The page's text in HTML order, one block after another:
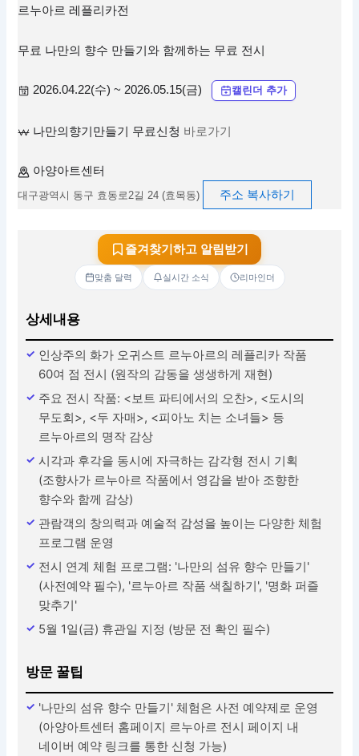
르누아르 레플리카전
무료 나만의 향수 만들기와 함께하는 무료 전시
2026.04.22(수) ~ 2026.05.15(금) 캘린더 추가
나만의향기만들기 무료신청 바로가기
아양아트센터
대구광역시 동구 효동로2길 24 (효목동) 주소 복사하기
즐겨찾기하고 알림받기
맞춤 달력 실시간 소식 리마인더
상세내용
인상주의 화가 오귀스트 르누아르의 레플리카 작품
60여 점 전시 (원작의 감동을 생생하게 재현)
주요 전시 작품: <보트 파티에서의 오찬>, <도시의
무도회>, <두 자매>, <피아노 치는 소녀들> 등
르누아르의 명작 감상
시각과 후각을 동시에 자극하는 감각형 전시 기획
(조향사가 르누아르 작품에서 영감을 받아 조향한
향수와 함께 감상)
관람객의 창의력과 예술적 감성을 높이는 다양한 체험
프로그램 운영
전시 연계 체험 프로그램: '나만의 섬유 향수 만들기'
(사전예약 필수), '르누아르 작품 색칠하기', '명화 퍼즐
맞추기'
5월 1일(금) 휴관일 지정 (방문 전 확인 필수)
방문 꿀팁
'나만의 섬유 향수 만들기' 체험은 사전 예약제로 운영
(아양아트센터 홈페이지 르누아르 전시 페이지 내
네이버 예약 링크를 통한 신청 가능)